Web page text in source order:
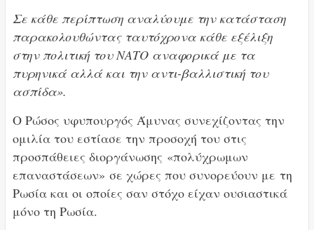
Σε κάθε περίπτωση αναλύουμε την κατάσταση
παρακολουθώντας ταυτόχρονα κάθε εξέλιξη
στην πολιτική του ΝΑΤΟ αναφορικά με τα
πυρηνικά αλλά και την αντι-βαλλιστική του
ασπίδα».
Ο Ρώσος υφυπουργός Άμυνας συνεχίζοντας την
ομιλία του εστίασε την προσοχή του στις
προσπάθειες διοργάνωσης «πολύχρωμων
επαναστάσεων» σε χώρες που συνορεύουν με τη
Ρωσία και οι οποίες σαν στόχο είχαν ουσιαστικά
μόνο τη Ρωσία.